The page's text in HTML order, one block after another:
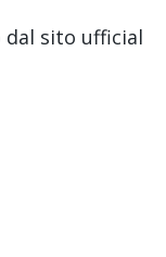
dal sito ufficial